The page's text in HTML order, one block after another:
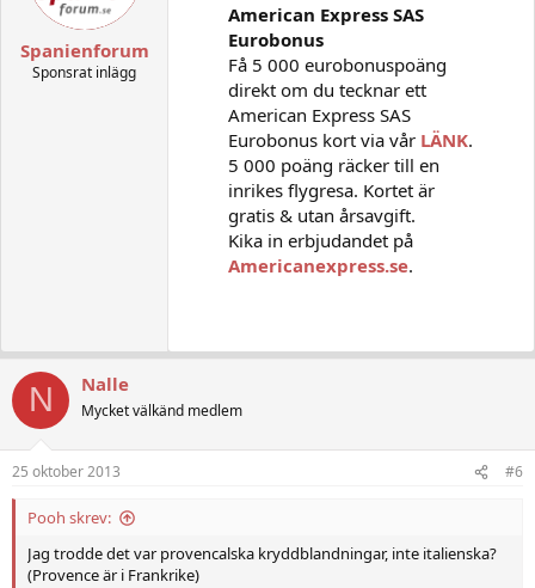
Spanienforum
Sponsrat inlägg
American Express SAS
Eurobonus
Få 5 000 eurobonuspoäng
direkt om du tecknar ett
American Express SAS
Eurobonus kort via vår LÄNK.
5 000 poäng räcker till en
inrikes flygresa. Kortet är
gratis & utan årsavgift.
Kika in erbjudandet på
Americanexpress.se.
N Nalle
Mycket välkänd medlem
25 oktober 2013 #6
Pooh skrev:
Jag trodde det var provencalska kryddblandningar, inte italienska?
(Provence är i Frankrike)